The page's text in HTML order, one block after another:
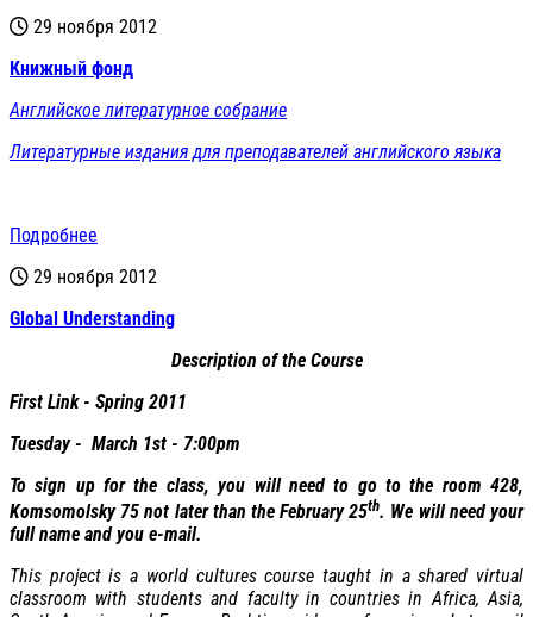
29 ноября 2012
Книжный фонд
Английское литературное собрание
Литературные издания для преподавателей английского языка
Подробнее
29 ноября 2012
Global Understanding
Description of the Course
First Link - Spring 2011
Tuesday - March 1st - 7:00pm
To sign up for the class, you will need to go to the room 428,
Komsomolsky 75not later than the February 25th. We will need your
full name and you e-mail.
This project is a world cultures course taught in a shared virtual
classroom with students and faculty in countries in Africa, Asia,